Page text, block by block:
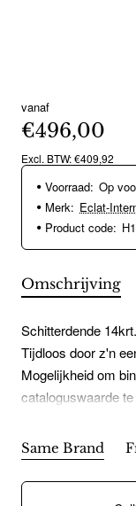
vanaf
€496,00
Excl. BTW: €409,92
Voorraad: Op
Merk: Eclat-
Product code:
Omschrijving
Schitterdende
Tijdloos door z'n
Mogelijkheid om
cataloguswaarde
uitsluitend met
gevormd in de
gecertificeerd. De
Same Brand